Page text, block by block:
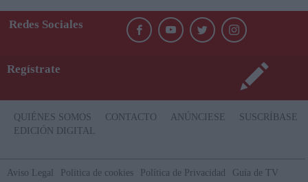
Redes Sociales
Regístrate
QUIÉNES SOMOS CONTACTO ANÚNCIESE
SUSCRÍBASE
EDICIÓN DIGITAL
Aviso Legal Politica de cookies Política de Privacidad Guía de TV